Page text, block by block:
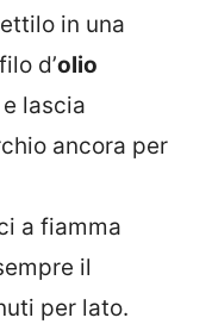
in una
d’olio
e lascia
ancora per
a fiamma
il
per lato.